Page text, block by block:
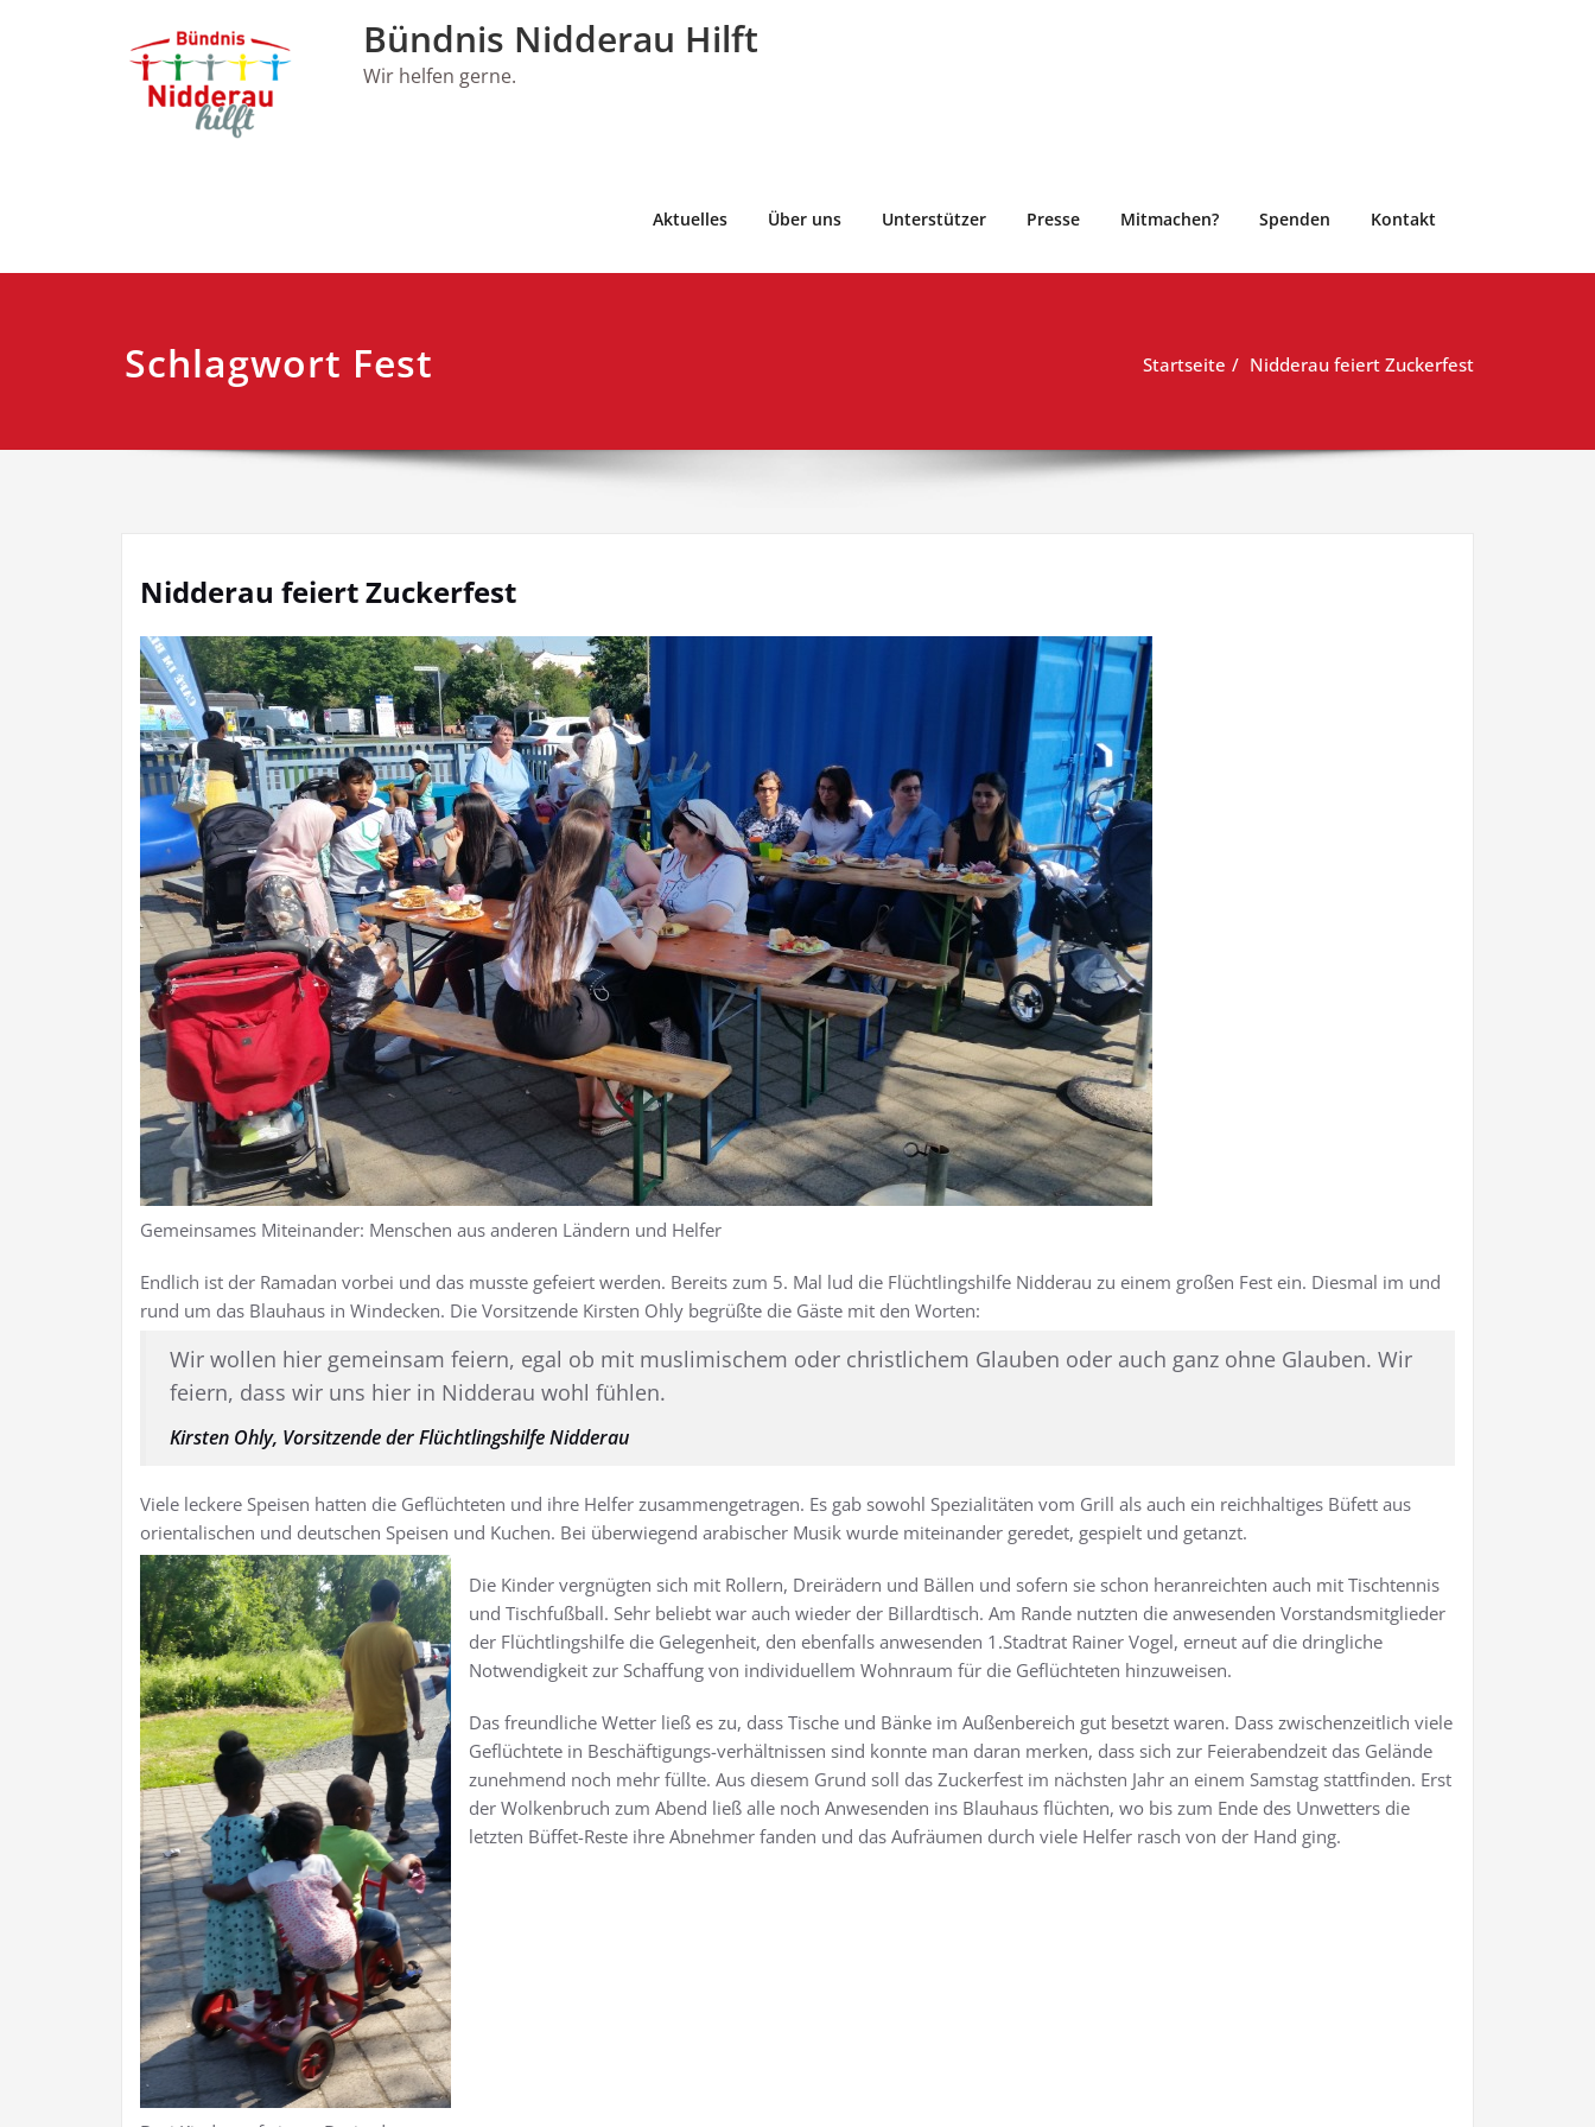
Bündnis Nidderau Hilft
Wir helfen gerne.
Aktuelles Über uns Unterstützer Presse Mitmachen? Spenden Kontakt
Schlagwort Fest Startseite Nidderau feiert Zuckerfest
Nidderau feiert Zuckerfest
Gemeinsames Miteinander: Menschen aus anderen Ländern und Helfer
Endlich ist der Ramadan vorbei und das musste gefeiert werden. Bereits zum 5. Mal lud die Flüchtlingshilfe Nidderau zu einem großen Fest ein. Diesmal im und
rund um das Blauhaus in Windecken. Die Vorsitzende Kirsten Ohly begrüßte die Gäste mit den Worten:
Wir wollen hier gemeinsam feiern, egal ob mit muslimischem oder christlichem Glauben oder auch ganz ohne Glauben. Wir
feiern, dass wir uns hier in Nidderau wohl fühlen.
Kirsten Ohly, Vorsitzende der Flüchtlingshilfe Nidderau
Viele leckere Speisen hatten die Geflüchteten und ihre Helfer zusammengetragen. Es gab sowohl Spezialitäten vom Grill als auch ein reichhaltiges Büfett aus
orientalischen und deutschen Speisen und Kuchen. Bei überwiegend arabischer Musik wurde miteinander geredet, gespielt und getanzt.
Die Kinder vergnügten sich mit Rollern, Dreirädern und Bällen und sofern sie schon heranreichten auch mit Tischtennis
und Tischfußball. Sehr beliebt war auch wieder der Billardtisch. Am Rande nutzten die anwesenden Vorstandsmitglieder
der Flüchtlingshilfe die Gelegenheit, den ebenfalls anwesenden 1.Stadtrat Rainer Vogel, erneut auf die dringliche
Notwendigkeit zur Schaffung von individuellem Wohnraum für die Geflüchteten hinzuweisen.
Das freundliche Wetter ließ es zu, dass Tische und Bänke im Außenbereich gut besetzt waren. Dass zwischenzeitlich viele
Geflüchtete in Beschäftigungs-verhältnissen sind konnte man daran merken, dass sich zur Feierabendzeit das Gelände
zunehmend noch mehr füllte. Aus diesem Grund soll das Zuckerfest im nächsten Jahr an einem Samstag stattfinden. Erst
der Wolkenbruch zum Abend ließ alle noch Anwesenden ins Blauhaus flüchten, wo bis zum Ende des Unwetters die
letzten Büffet-Reste ihre Abnehmer fanden und das Aufräumen durch viele Helfer rasch von der Hand ging.